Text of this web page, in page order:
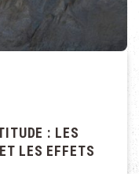
: LES
LES EFFETS